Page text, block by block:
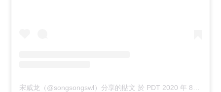
宋威龙（@songsongswl）分享的貼文 於 PDT 2020 年 8月 月 14 日 上午 10:05